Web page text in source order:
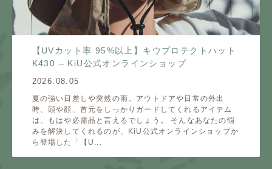
【UVカット率 95%以上】キウプロテクトハット
K430 – KiU公式オンラインショップ
2026.08.05
夏の強い日差しや突然の雨。アウトドアや日常の外出
時、頭や顔、首元をしっかりガードしてくれるアイテム
は、もはや必需品と言えるでしょう。 そんなあなたの悩
みを解決してくれるのが、KiU公式オンラインショップか
ら登場した「【U...